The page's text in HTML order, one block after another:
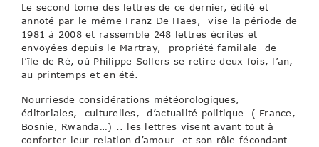
Le second tome des lettres de ce dernier, édité et
annoté par le même Franz De Haes, vise la période de
1981 à 2008 et rassemble 248 lettres écrites et
envoyées depuis le Martray, propriété familale de
l’ïle de Ré, où Philippe Sollers se retire deux fois, l’an,
au printemps et en été.
Nourriesde considérations météorologiques,
éditoriales, culturelles, d’actualité politique ( France,
Bosnie, Rwanda…) .. les lettres visent avant tout à
conforter leur relation d’amour et son rôle fécondant